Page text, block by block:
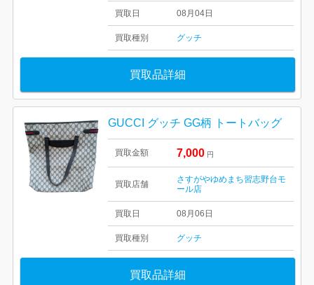
買取日 08月04日
買取種別 グッチ
買取品詳細
GUCCI グッチ GG柄 トートバッグ
買取金額 7,000 円
買取店舗
さすがやゆめまち習志野台モ
ール店
買取日 08月06日
買取種別 グッチ
買取品詳細